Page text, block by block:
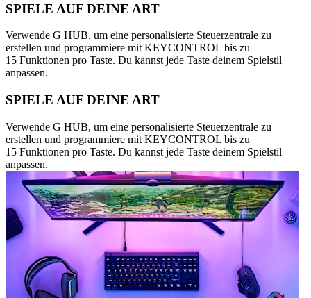
SPIELE AUF DEINE ART
Verwende G HUB, um eine personalisierte Steuerzentrale zu
erstellen und programmiere mit KEYCONTROL bis zu
15 Funktionen pro Taste. Du kannst jede Taste deinem Spielstil
anpassen.
SPIELE AUF DEINE ART
Verwende G HUB, um eine personalisierte Steuerzentrale zu
erstellen und programmiere mit KEYCONTROL bis zu
15 Funktionen pro Taste. Du kannst jede Taste deinem Spielstil
anpassen.